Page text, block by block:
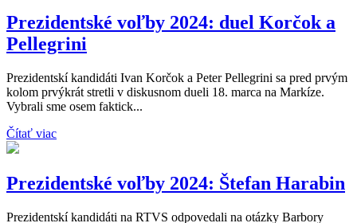
Prezidentské voľby 2024: duel Korčok a
Pellegrini
Prezidentskí kandidáti Ivan Korčok a Peter Pellegrini sa pred prvým
kolom prvýkrát stretli v diskusnom dueli 18. marca na Markíze.
Vybrali sme osem faktick...
Čítať viac
Prezidentské voľby 2024: Štefan Harabin
Prezidentskí kandidáti na RTVS odpovedali na otázky Barbory